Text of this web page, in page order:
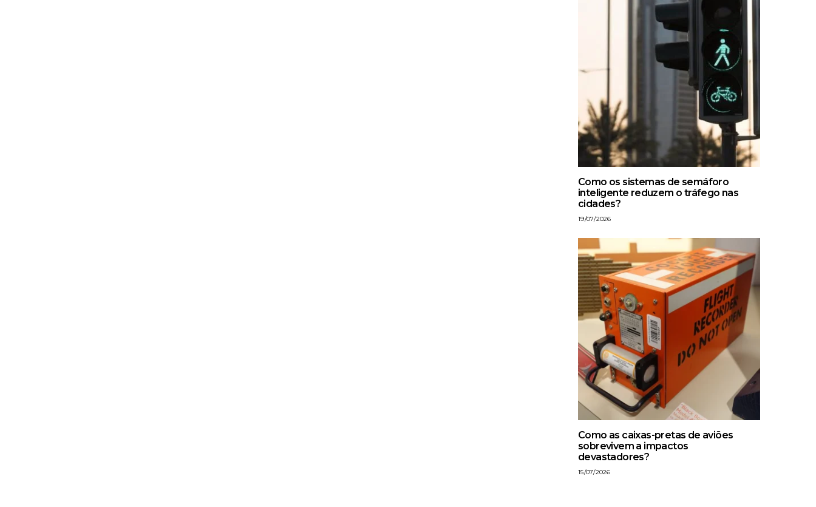
Como os sistemas de semáforo
inteligente reduzem o tráfego nas
cidades?
19/07/2026
Como as caixas-pretas de aviões
sobrevivem a impactos
devastadores?
15/07/2026